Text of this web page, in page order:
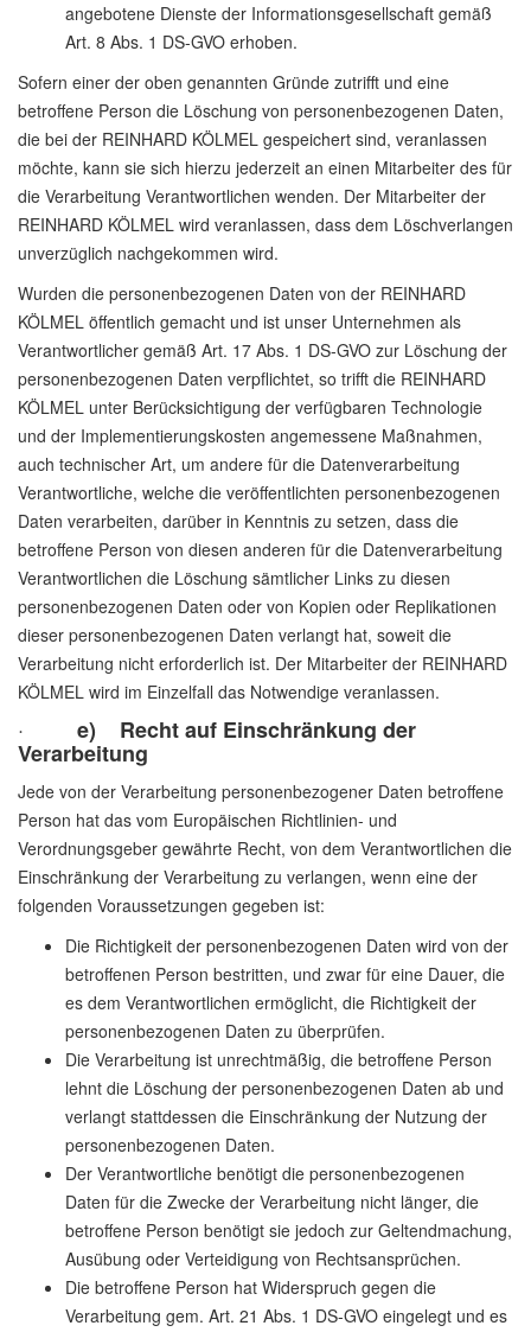
angebotene Dienste der Informationsgesellschaft gemäß
Art. 8 Abs. 1 DS-GVO erhoben.
Sofern einer der oben genannten Gründe zutrifft und eine
betroffene Person die Löschung von personenbezogenen Daten,
die bei der REINHARD KÖLMEL gespeichert sind, veranlassen
möchte, kann sie sich hierzu jederzeit an einen Mitarbeiter des für
die Verarbeitung Verantwortlichen wenden. Der Mitarbeiter der
REINHARD KÖLMEL wird veranlassen, dass dem Löschverlangen
unverzüglich nachgekommen wird.
Wurden die personenbezogenen Daten von der REINHARD
KÖLMEL öffentlich gemacht und ist unser Unternehmen als
Verantwortlicher gemäß Art. 17 Abs. 1 DS-GVO zur Löschung der
personenbezogenen Daten verpflichtet, so trifft die REINHARD
KÖLMEL unter Berücksichtigung der verfügbaren Technologie
und der Implementierungskosten angemessene Maßnahmen,
auch technischer Art, um andere für die Datenverarbeitung
Verantwortliche, welche die veröffentlichten personenbezogenen
Daten verarbeiten, darüber in Kenntnis zu setzen, dass die
betroffene Person von diesen anderen für die Datenverarbeitung
Verantwortlichen die Löschung sämtlicher Links zu diesen
personenbezogenen Daten oder von Kopien oder Replikationen
dieser personenbezogenen Daten verlangt hat, soweit die
Verarbeitung nicht erforderlich ist. Der Mitarbeiter der REINHARD
KÖLMEL wird im Einzelfall das Notwendige veranlassen.
· e) Recht auf Einschränkung der
Verarbeitung
Jede von der Verarbeitung personenbezogener Daten betroffene
Person hat das vom Europäischen Richtlinien- und
Verordnungsgeber gewährte Recht, von dem Verantwortlichen die
Einschränkung der Verarbeitung zu verlangen, wenn eine der
folgenden Voraussetzungen gegeben ist:
Die Richtigkeit der personenbezogenen Daten wird von der
betroffenen Person bestritten, und zwar für eine Dauer, die
es dem Verantwortlichen ermöglicht, die Richtigkeit der
personenbezogenen Daten zu überprüfen.
Die Verarbeitung ist unrechtmäßig, die betroffene Person
lehnt die Löschung der personenbezogenen Daten ab und
verlangt stattdessen die Einschränkung der Nutzung der
personenbezogenen Daten.
Der Verantwortliche benötigt die personenbezogenen
Daten für die Zwecke der Verarbeitung nicht länger, die
betroffene Person benötigt sie jedoch zur Geltendmachung,
Ausübung oder Verteidigung von Rechtsansprüchen.
Die betroffene Person hat Widerspruch gegen die
Verarbeitung gem. Art. 21 Abs. 1 DS-GVO eingelegt und es